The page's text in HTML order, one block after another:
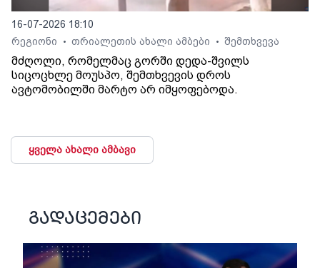
16-07-2026 18:10
რეგიონი
• თრიალეთის ახალი ამბები • შემთხვევა
მძღოლი, რომელმაც გორში დედა-შვილს
სიცოცხლე მოუსპო, შემთხვევის დროს
ავტომობილში მარტო არ იმყოფებოდა.
ყველა ახალი ამბავი
გადაცემები